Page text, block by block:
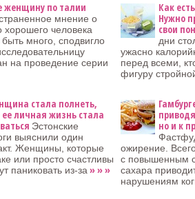
женщину по талии
мнение о
хорошего человека
много, сподвигло
на проведение серии
Как
Нужно
свои
дни
ужасно
перед всеми,
фигуру
стала полнеть,
личная жизнь стала
Эстонские
выяснили один
Женщины, которые
или просто счастливы
паниковать из-за » » »
но и к
ожирение.
с повышенным
сахара
нарушениям